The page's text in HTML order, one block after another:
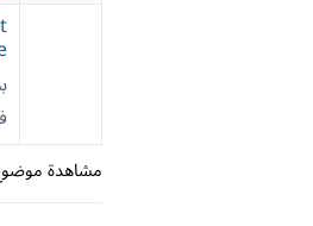
مشاهدة موضوع واحد - 1